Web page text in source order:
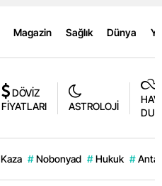
Magazin Sağlık Dünya
DÖVİZ
FİYATLARI
ASTROLOJİ
Kaza # Nobonyad # Hukuk #